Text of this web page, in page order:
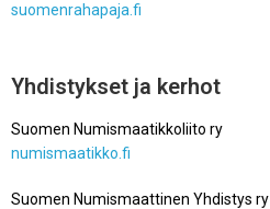
suomenrahapaja.fi
Yhdistykset ja kerhot
Suomen Numismaatikkoliito ry
numismaatikko.fi
Suomen Numismaattinen Yhdistys ry